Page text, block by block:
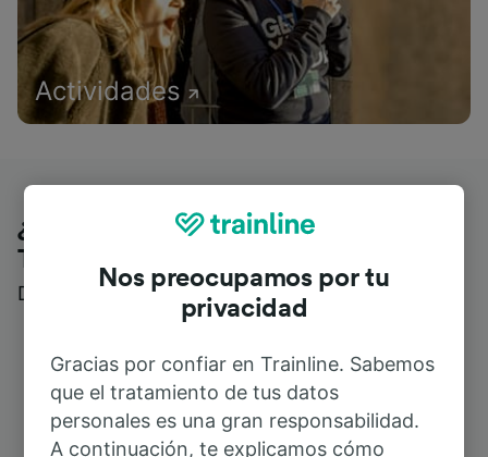
Actividades
¿Qué piensan nuestros clientes de
Trainline?
Descubre reseñas reales de nuestros viajeros
Nos preocupamos por tu
privacidad
Gracias por confiar en Trainline. Sabemos
que el tratamiento de tus datos
personales es una gran responsabilidad.
A continuación, te explicamos cómo